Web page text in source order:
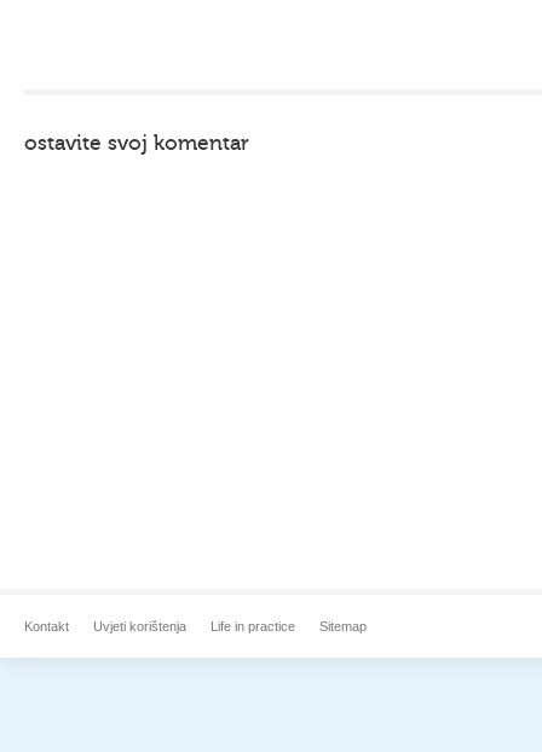
ostavite svoj komentar
Kontakt Uvjeti korištenja Life in practice Sitemap